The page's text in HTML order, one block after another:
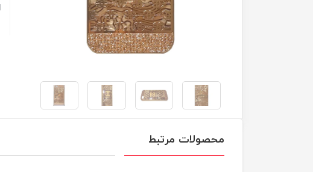
محصولات مرتبط